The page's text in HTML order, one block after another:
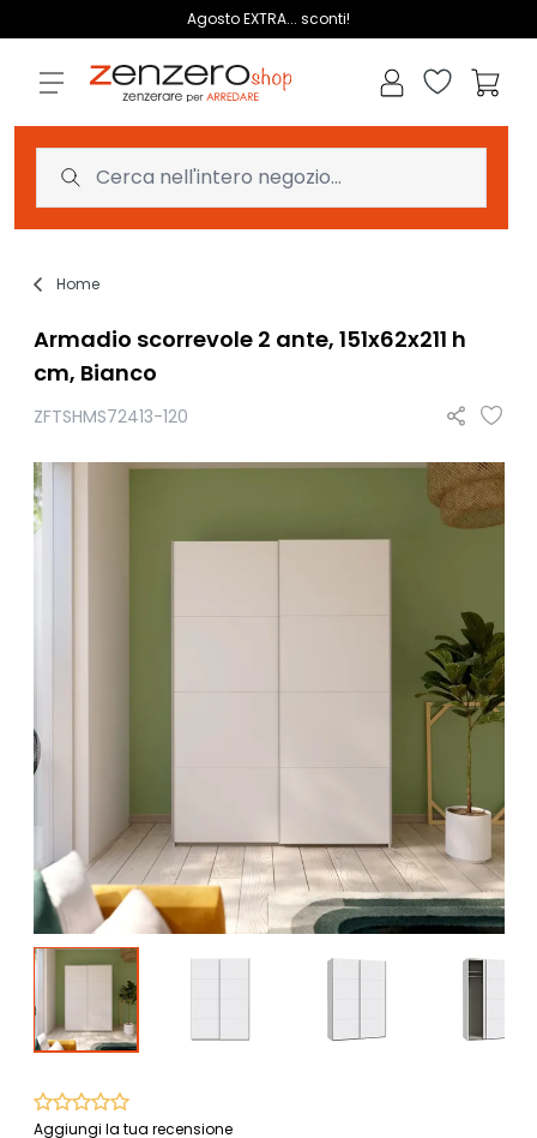
Agosto EXTRA... sconti!
Lista dei
Home
Armadio scorrevole 2 ante, 151x62x211 h
cm, Bianco
ZFTSHMS72413-120
Aggiungi la tua recensione